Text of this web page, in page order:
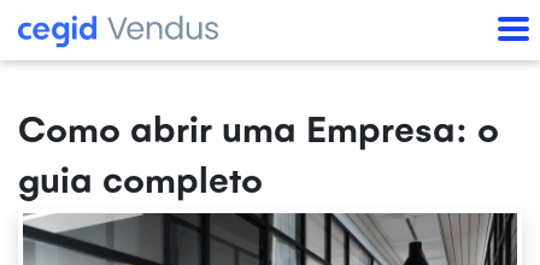
Como abrir uma Empresa: o
guia completo